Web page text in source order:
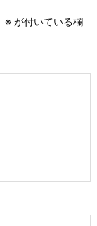
※ が付いている欄